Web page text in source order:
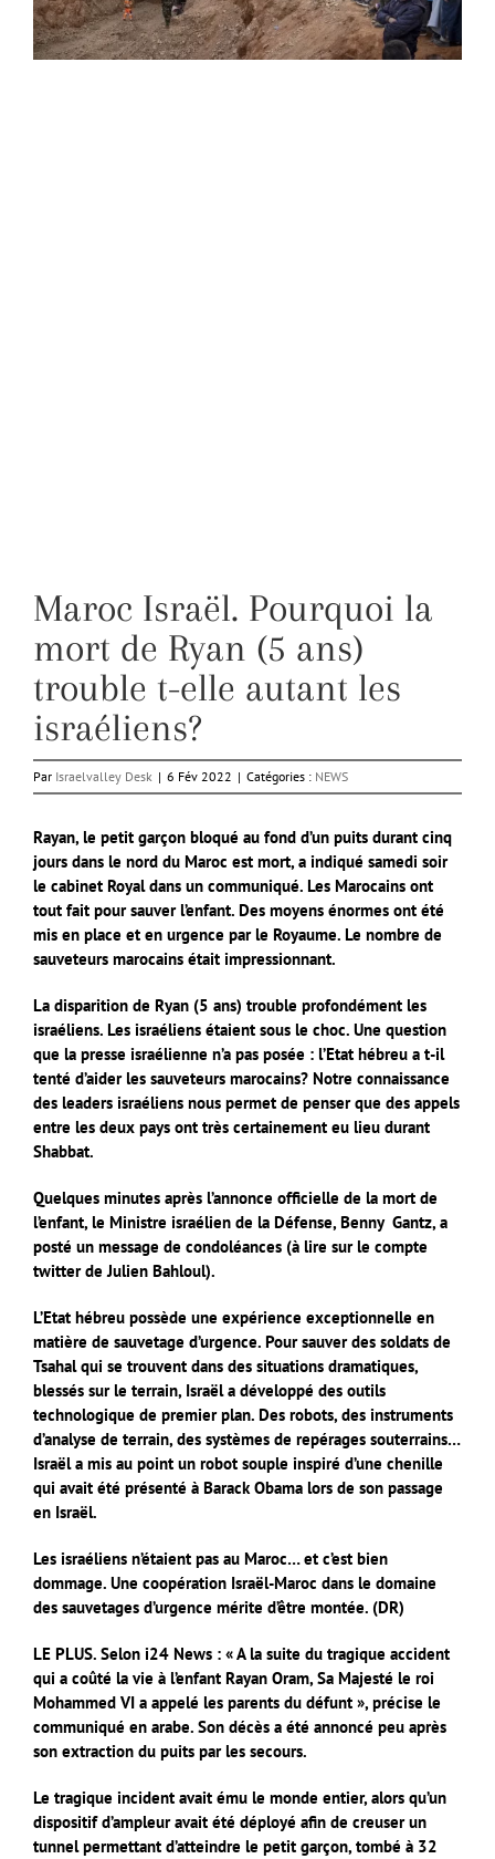
Maroc Israël. Pourquoi la
mort de Ryan (5 ans)
trouble t-elle autant les
israéliens?
Par Israelvalley Desk | 6 Fév 2022 | Catégories : NEWS
Rayan, le petit garçon bloqué au fond d’un puits durant cinq
jours dans le nord du Maroc est mort, a indiqué samedi soir
le cabinet Royal dans un communiqué. Les Marocains ont
tout fait pour sauver l’enfant. Des moyens énormes ont été
mis en place et en urgence par le Royaume. Le nombre de
sauveteurs marocains était impressionnant.
La disparition de Ryan (5 ans) trouble profondément les
israéliens. Les israéliens étaient sous le choc. Une question
que la presse israélienne n’a pas posée : l’Etat hébreu a t-il
tenté d’aider les sauveteurs marocains? Notre connaissance
des leaders israéliens nous permet de penser que des appels
entre les deux pays ont très certainement eu lieu durant
Shabbat.
Quelques minutes après l’annonce officielle de la mort de
l’enfant, le Ministre israélien de la Défense, Benny Gantz, a
posté un message de condoléances (à lire sur le compte
twitter de Julien Bahloul).
L’Etat hébreu possède une expérience exceptionnelle en
matière de sauvetage d’urgence. Pour sauver des soldats de
Tsahal qui se trouvent dans des situations dramatiques,
blessés sur le terrain, Israël a développé des outils
technologique de premier plan. Des robots, des instruments
d’analyse de terrain, des systèmes de repérages souterrains…
Israël a mis au point un robot souple inspiré d’une chenille
qui avait été présenté à Barack Obama lors de son passage
en Israël.
Les israéliens n’étaient pas au Maroc… et c’est bien
dommage. Une coopération Israël-Maroc dans le domaine
des sauvetages d’urgence mérite d’être montée. (DR)
LE PLUS. Selon i24 News : « A la suite du tragique accident
qui a coûté la vie à l’enfant Rayan Oram, Sa Majesté le roi
Mohammed VI a appelé les parents du défunt », précise le
communiqué en arabe. Son décès a été annoncé peu après
son extraction du puits par les secours.
Le tragique incident avait ému le monde entier, alors qu’un
dispositif d’ampleur avait été déployé afin de creuser un
tunnel permettant d’atteindre le petit garçon, tombé à 32